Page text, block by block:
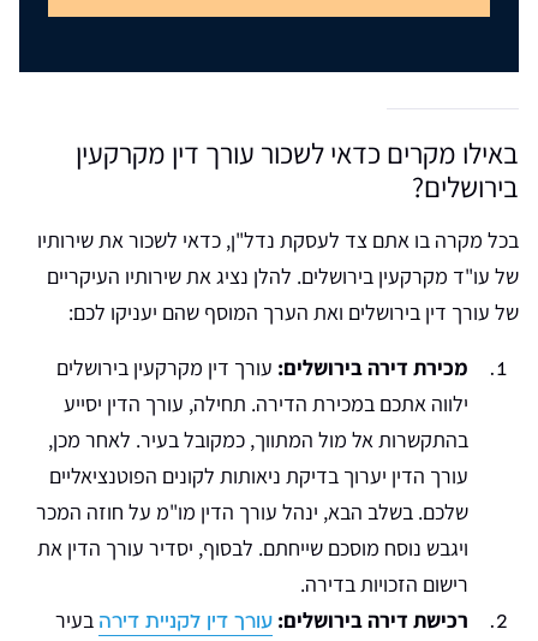
באילו מקרים כדאי לשכור עורך דין מקרקעין
בירושלים?
בכל מקרה בו אתם צד לעסקת נדל"ן, כדאי לשכור את שירותיו
של עו"ד מקרקעין בירושלים. להלן נציג את שירותיו העיקריים
של עורך דין בירושלים ואת הערך המוסף שהם יעניקו לכם:
מכירת דירה בירושלים: עורך דין מקרקעין בירושלים
ילווה אתכם במכירת הדירה. תחילה, עורך הדין יסייע
בהתקשרות אל מול המתווך, כמקובל בעיר. לאחר מכן,
עורך הדין יערוך בדיקת ניאותות לקונים הפוטנציאליים
שלכם. בשלב הבא, ינהל עורך הדין מו"מ על חוזה המכר
ויגבש נוסח מוסכם שייחתם. לבסוף, יסדיר עורך הדין את
רישום הזכויות בדירה.
רכישת דירה בירושלים: עורך דין לקניית דירה בעיר